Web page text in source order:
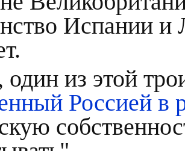
Испании и
один из этой
Россией